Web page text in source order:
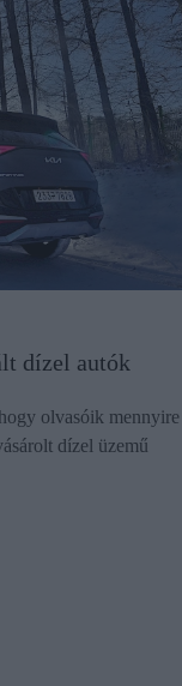
dízel autók
olvasóik mennyire
dízel üzemű